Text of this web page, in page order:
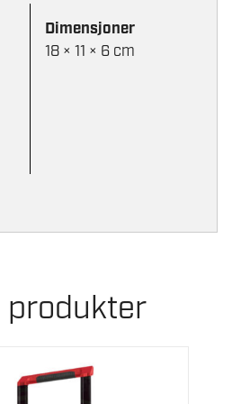
Dimensjoner
18 × 11 × 6 cm
produkter